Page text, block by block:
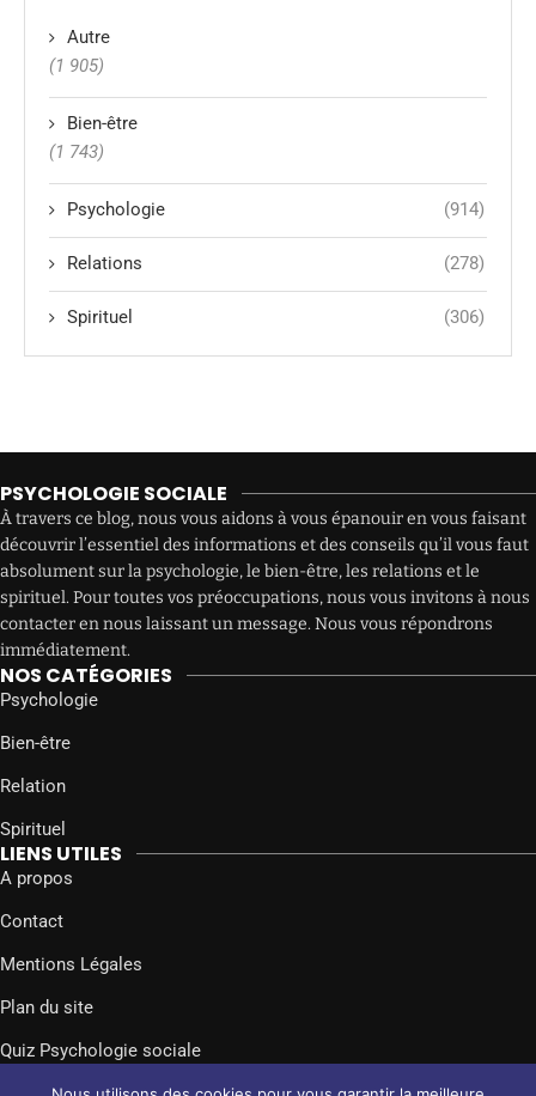
Autre
(1 905)
Bien-être
(1 743)
Psychologie (914)
Relations (278)
Spirituel (306)
PSYCHOLOGIE SOCIALE
À travers ce blog, nous vous aidons à vous épanouir en vous faisant
découvrir l’essentiel des informations et des conseils qu’il vous faut
absolument sur la psychologie, le bien-être, les relations et le
spirituel. Pour toutes vos préoccupations, nous vous invitons à nous
contacter en nous laissant un message. Nous vous répondrons
immédiatement.
NOS CATÉGORIES
Psychologie
Bien-être
Relation
Spirituel
LIENS UTILES
A propos
Contact
Mentions Légales
Plan du site
Quiz Psychologie sociale